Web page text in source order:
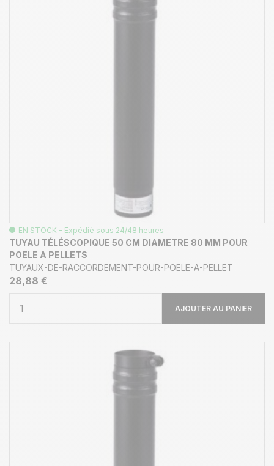
EN STOCK - Expédié sous 24/48 heures
TUYAU TÉLÉSCOPIQUE 50 CM DIAMETRE 80 MM POUR
POELE A PELLETS
TUYAUX-DE-RACCORDEMENT-POUR-POELE-A-PELLET
28,88 €
AJOUTER AU PANIER